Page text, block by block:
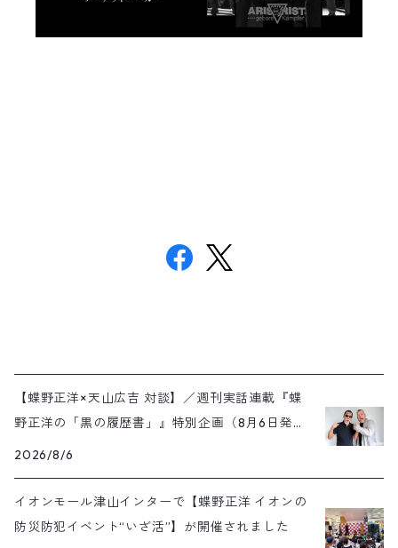
【蝶野正洋×天山広吉 対談】／週刊実話連載『蝶
野正洋の「黒の履歴書」』特別企画（8月6日発売
号）
2026/8/6
イオンモール津山インターで【蝶野正洋 イオンの
防災防犯イベント“いざ活”】が開催されました